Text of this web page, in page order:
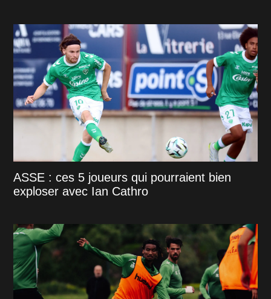
ASSE : ces 5 joueurs qui pourraient bien
exploser avec Ian Cathro